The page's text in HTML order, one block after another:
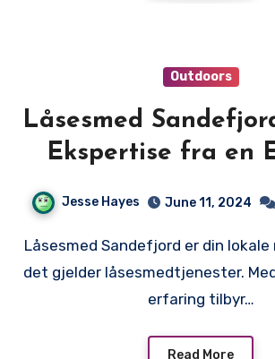
Outdoors
Låsesmed
Ekspertise fra en
Jesse Hayes June 11, 2024
Låsesmed Sandefjord er din lokale nøkkelfigur når
det gjelder låsesmedtjenester.
erfaring tilbyr…
Read More